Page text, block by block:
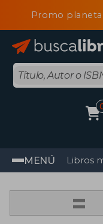
Promo
MENÚ Libros
=